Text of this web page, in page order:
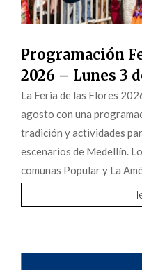
Programación
2026 – Lunes 3
La Feria de las Flores
agosto con una
tradición y actividades
escenarios de Medellín.
comunas Popular y La